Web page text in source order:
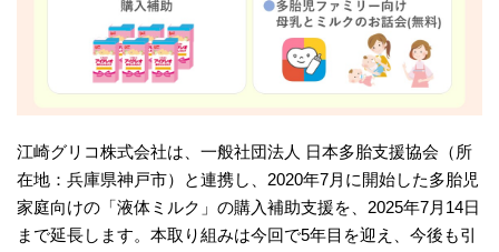
江崎グリコ株式会社は、一般社団法人 日本多胎支援協会（所
在地：兵庫県神戸市）と連携し、2020年7月に開始した多胎児
家庭向けの「液体ミルク」の購入補助支援を、2025年7月14日
まで延長します。本取り組みは今回で5年目を迎え、今後も引